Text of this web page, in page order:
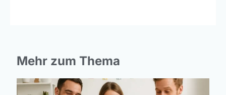
Mehr zum Thema